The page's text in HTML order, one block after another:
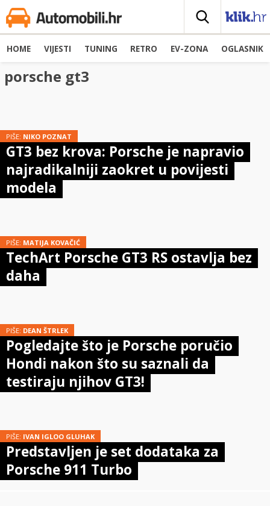
HOME VIJESTI TUNING RETRO EV-ZONA OGLASNIK
porsche gt3
PIŠE: NIKO POZNAT
GT3 bez krova: Porsche je napravio
najradikalniji zaokret u povijesti
modela
PIŠE: MATIJA KOVAČIĆ
TechArt Porsche GT3 RS ostavlja bez
daha
PIŠE: DEAN ŠTRLEK
Pogledajte što je Porsche poručio
Hondi nakon što su saznali da
testiraju njihov GT3!
PIŠE: IVAN IGLOO GLUHAK
Predstavljen je set dodataka za
Porsche 911 Turbo